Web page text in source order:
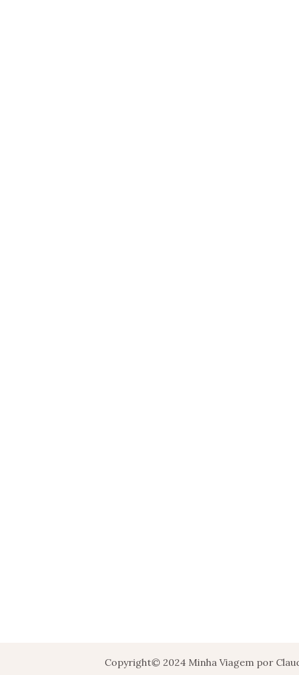
Copyright© 2024 Minha Viagem por